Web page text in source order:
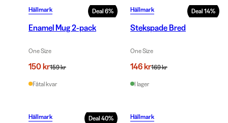
Deal 6%
Hällmark
Enamel Mug 2-pack
One Size
150 kr159 kr
Fåtal kvar
Deal 14%
Hällmark
Stekspade Bred
One Size
146 kr169 kr
I lager
Deal 40%
Hällmark Hällmark